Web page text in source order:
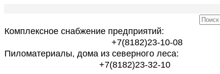
Комплексное снабжение предприятий:
+7(8182)23-10-08
Пиломатериалы, дома из северного леса:
+7(8182)23-32-10